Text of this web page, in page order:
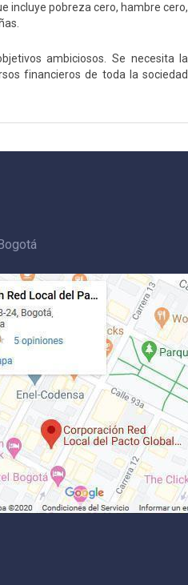
incluye pobreza cero, hambre cero,
ambiciosos. Se necesita la
financieros de toda la sociedad